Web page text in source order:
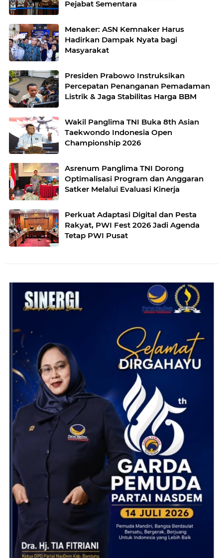
Pejabat Sementara
Menaker: ASN Kemnaker Harus
Hadirkan Dampak Nyata bagi
Masyarakat
Presiden Prabowo Instruksikan
Percepatan Penanganan Pemadaman
Listrik & Jaga Stabilitas Harga BBM
Wakil Panglima TNI Buka 8th Asian
Taekwondo Indonesia Open
Championship 2026
Asrenum Panglima TNI Dorong
Optimalisasi Program dan Anggaran
Satker Melalui Evaluasi Kinerja
Perkuat Adaptasi Digital dan Pesta
Rakyat, PWI Fest 2026 Jadi Agenda
Tetap PWI Pusat